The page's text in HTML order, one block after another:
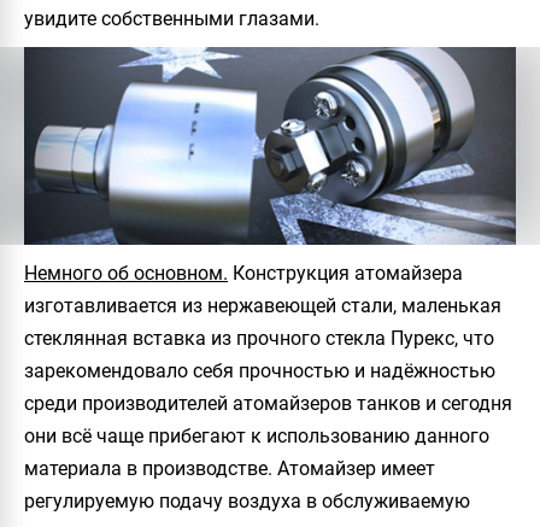
увидите собственными глазами.
Немного об основном. Конструкция атомайзера
изготавливается из нержавеющей стали, маленькая
стеклянная вставка из прочного стекла Пурекс, что
зарекомендовало себя прочностью и надёжностью
среди производителей атомайзеров танков и сегодня
они всё чаще прибегают к использованию данного
материала в производстве. Атомайзер имеет
регулируемую подачу воздуха в обслуживаемую